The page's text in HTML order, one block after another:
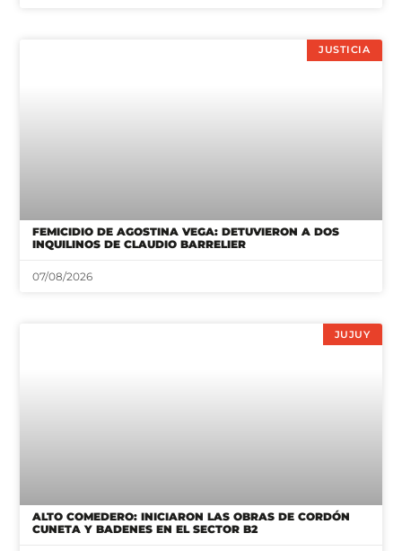
JUSTICIA
FEMICIDIO DE AGOSTINA VEGA: DETUVIERON A DOS
INQUILINOS DE CLAUDIO BARRELIER
07/08/2026
JUJUY
ALTO COMEDERO: INICIARON LAS OBRAS DE CORDÓN
CUNETA Y BADENES EN EL SECTOR B2